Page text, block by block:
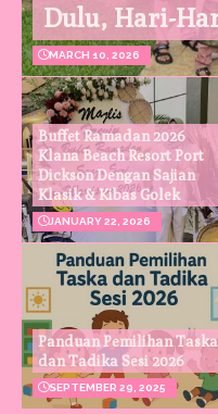
Dulu, Hari-
MARCH 10, 2026
Buffet Ramadan 2026
Klana Beach Resort Port
Dickson Dengan Sajian
Klasik & Kibas Golek
JANUARY 22, 2026
Panduan Pemilihan Taska
dan Tadika Sesi 2026
SEPTEMBER 29, 2025